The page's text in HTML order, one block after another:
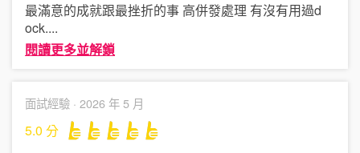
最滿意的成就跟最挫折的事 高併發處理 有沒有用過d
ock....
閱讀更多並解鎖
面試經驗 · 2026 年 5 月
5.0 分